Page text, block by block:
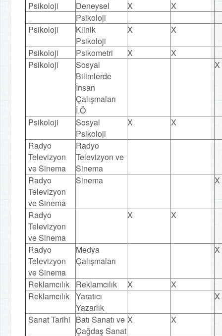
Psikoloji Deneysel X
X
Psikoloji
Psikoloji
Klinik
Psikoloji
X X
Psikoloji Psikometri X
X
Psikoloji
Sosyal
Bilimlerde
İnsan
Çalışmaları
İ.Ö
X
Psikoloji
Sosyal
Psikoloji
X X
Radyo
Televizyon
ve Sinema
Radyo
Televizyon ve
Sinema
Radyo
Televizyon
ve Sinema
Sinema X
Radyo
Televizyon
ve Sinema
X X
Radyo
Televizyon
ve Sinema
Medya
Çalışmaları
X
Reklamcılık Reklamcılık X
X
Reklamcılık Yaratıcı
Yazarlık
X
Sanat Tarihi Batı Sanatı ve
Çağdaş Sanat
X X